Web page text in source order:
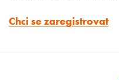
Chci se zaregistrovat